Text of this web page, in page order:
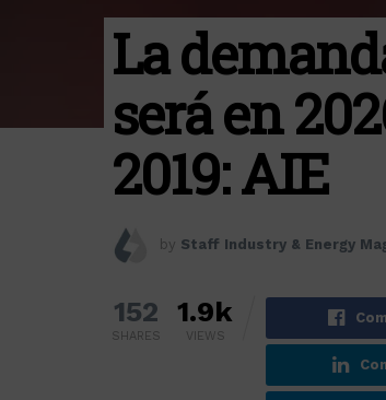
La
será en
2019: AIE
by Staff Industry & Energy
152
SHARES
1.9k
VIEWS